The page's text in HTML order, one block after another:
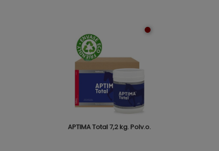
APTIMA Total 7,2 kg. Polv.o.